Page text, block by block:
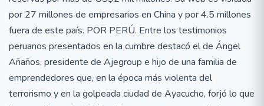
por 27 millones de empresarios en China y por 4.5 millones
fuera de este país. POR PERÚ. Entre los testimonios
peruanos presentados en la cumbre destacó el de Ángel
Añaños, presidente de Ajegroup e hijo de una familia de
emprendedores que, en la época más violenta del
terrorismo y en la golpeada ciudad de Ayacucho, forjó lo que